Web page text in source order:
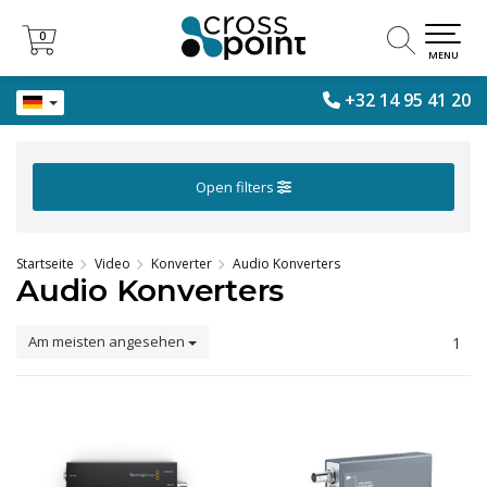
+32 14 95 41 20
0
0
MENU
Open filters
Startseite Video Konverter Audio Konverters
Audio Konverters
Am meisten angesehen 1